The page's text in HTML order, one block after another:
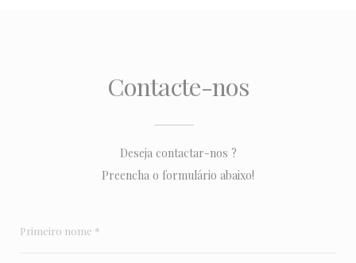
Contacte-nos
Deseja contactar-nos ?
Preencha o formulário abaixo!